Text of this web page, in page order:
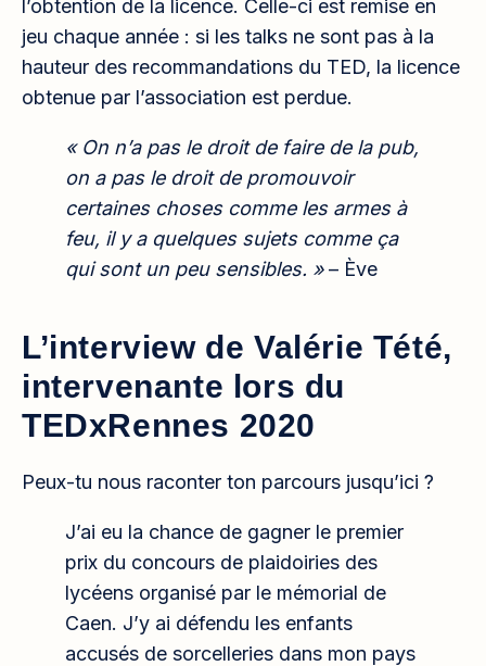
l’obtention de la licence. Celle-ci est remise en
jeu chaque année : si les talks ne sont pas à la
hauteur des recommandations du TED, la licence
obtenue par l’association est perdue.
« On n’a pas le droit de faire de la pub,
on a pas le droit de promouvoir
certaines choses comme les armes à
feu, il y a quelques sujets comme ça
qui sont un peu sensibles. »– Ève
L’interview de Valérie Tété,
intervenante lors du
TEDxRennes 2020
Peux-tu nous raconter ton parcours jusqu’ici ?
J’ai eu la chance de gagner le premier
prix du concours de plaidoiries des
lycéens organisé par le mémorial de
Caen. J’y ai défendu les enfants
accusés de sorcelleries dans mon pays